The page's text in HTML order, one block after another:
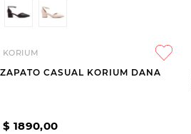
KORIUM
ZAPATO CASUAL KORIUM DANA
$ 1890,00